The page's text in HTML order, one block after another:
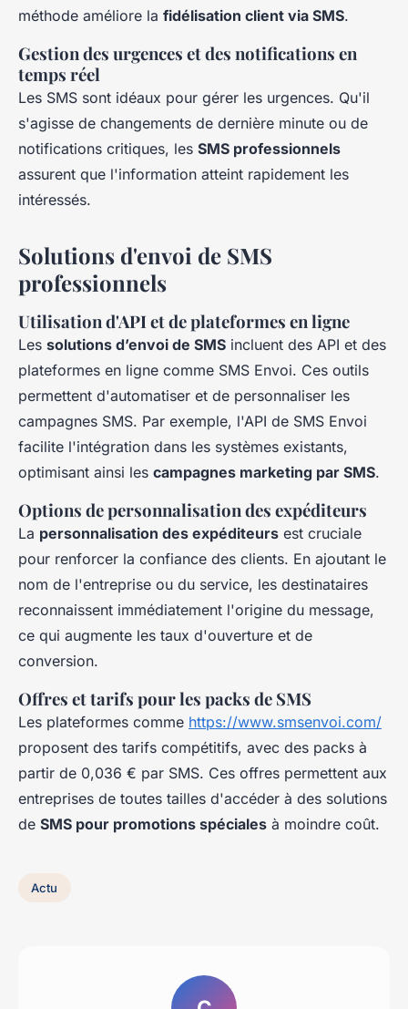
méthode améliore la fidélisation client via SMS.
Gestion des urgences et des notifications en
temps réel
Les SMS sont idéaux pour gérer les urgences. Qu'il
s'agisse de changements de dernière minute ou de
notifications critiques, les SMS professionnels
assurent que l'information atteint rapidement les
intéressés.
Solutions d'envoi de SMS
professionnels
Utilisation d'API et de plateformes en ligne
Les solutions d’envoi de SMS incluent des API et des
plateformes en ligne comme SMS Envoi. Ces outils
permettent d'automatiser et de personnaliser les
campagnes SMS. Par exemple, l'API de SMS Envoi
facilite l'intégration dans les systèmes existants,
optimisant ainsi les campagnes marketing par SMS.
Options de personnalisation des expéditeurs
La personnalisation des expéditeurs est cruciale
pour renforcer la confiance des clients. En ajoutant le
nom de l'entreprise ou du service, les destinataires
reconnaissent immédiatement l'origine du message,
ce qui augmente les taux d'ouverture et de
conversion.
Offres et tarifs pour les packs de SMS
Les plateformes comme https://www.smsenvoi.com/
proposent des tarifs compétitifs, avec des packs à
partir de 0,036 € par SMS. Ces offres permettent aux
entreprises de toutes tailles d'accéder à des solutions
de SMS pour promotions spéciales à moindre coût.
Actu